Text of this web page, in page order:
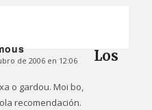
de 2006 en 12:06
o gardou. Moi bo,
recomendación.
Los